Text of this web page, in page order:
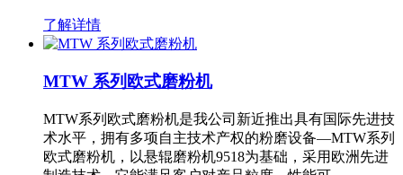
了解详情
MTW 系列欧式磨粉机
MTW系列欧式磨粉机是我公司新近推出具有国际先进技
术水平，拥有多项自主技术产权的粉磨设备—MTW系列
欧式磨粉机，以悬辊磨粉机9518为基础，采用欧洲先进